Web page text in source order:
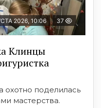
2026, 10:06 37
Клинцы
охотно поделилась
мастерства.